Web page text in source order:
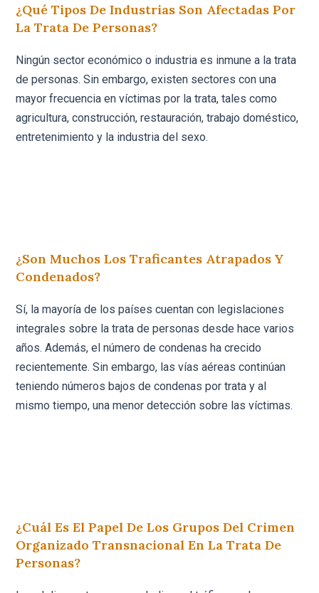
¿Qué Tipos De Industrias Son Afectadas Por
La Trata De Personas?
Ningún sector económico o industria es inmune a la trata
de personas. Sin embargo, existen sectores con una
mayor frecuencia en víctimas por la trata, tales como
agricultura, construcción, restauración, trabajo doméstico,
entretenimiento y la industria del sexo.
¿Son Muchos Los Traficantes Atrapados Y
Condenados?
Sí, la mayoría de los países cuentan con legislaciones
integrales sobre la trata de personas desde hace varios
años. Además, el número de condenas ha crecido
recientemente. Sin embargo, las vías aéreas continúan
teniendo números bajos de condenas por trata y al
mismo tiempo, una menor detección sobre las víctimas.
¿Cuál Es El Papel De Los Grupos Del Crimen
Organizado Transnacional En La Trata De
Personas?